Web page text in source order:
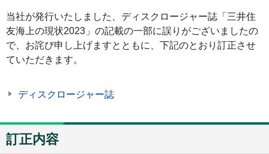
当社が発行いたしました、ディスクロージャー誌「三井住
友海上の現状2023」の記載の一部に誤りがございましたの
で、お詫び申し上げますとともに、下記のとおり訂正させ
ていただきます。
ディスクロージャー誌
訂正内容